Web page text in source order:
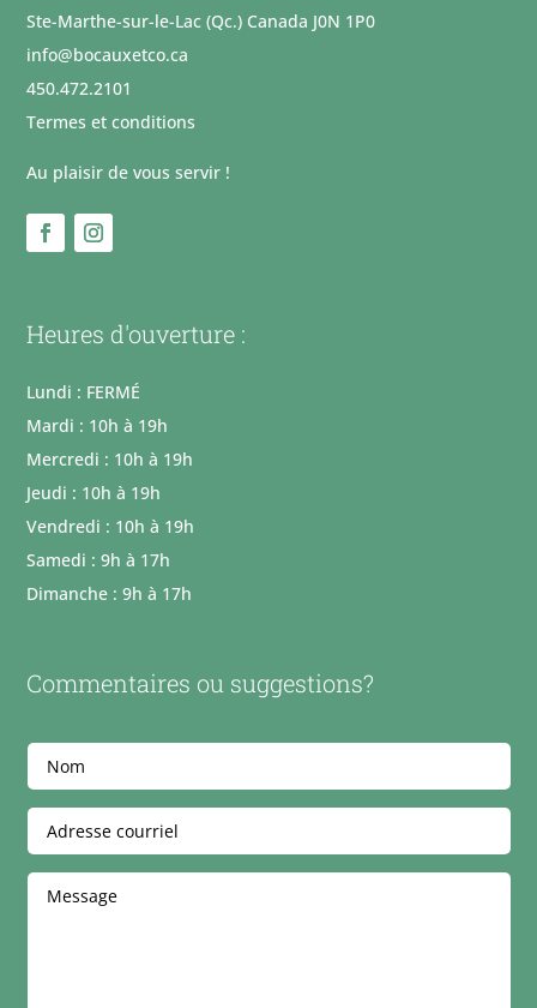
Ste-Marthe-sur-le-Lac (Qc.) Canada J0N 1P0
info@bocauxetco.ca
450.472.2101
Termes et conditions
Au plaisir de vous servir !
Heures d'ouverture :
Lundi : FERMÉ
Mardi : 10h à 19h
Mercredi : 10h à 19h
Jeudi : 10h à 19h
Vendredi : 10h à 19h
Samedi : 9h à 17h
Dimanche : 9h à 17h
Commentaires ou suggestions?